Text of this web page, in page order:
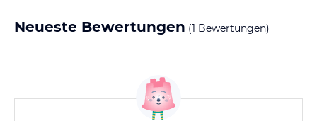
Neueste Bewertungen (1 Bewertungen)